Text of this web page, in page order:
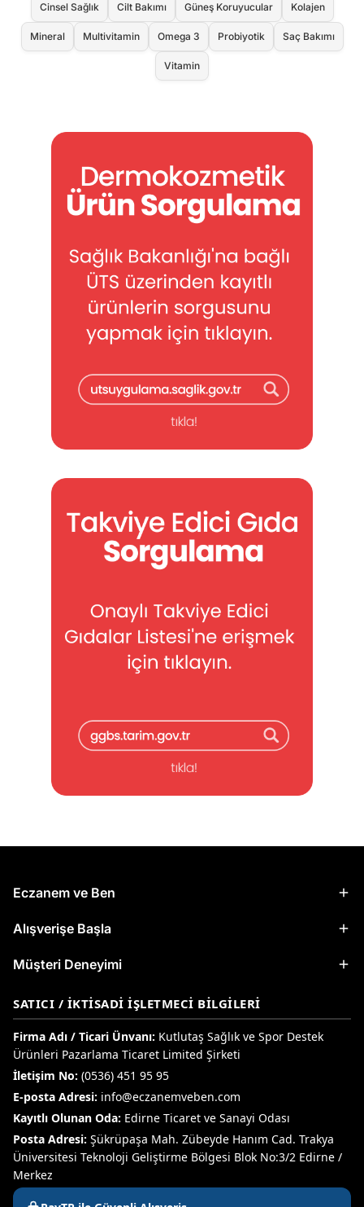
Cinsel Sağlık Cilt Bakımı Güneş Koruyucular Kolajen
Mineral Multivitamin Omega 3 Probiyotik Saç Bakımı
Vitamin
Eczanem ve Ben
Alışverişe Başla
Müşteri Deneyimi
SATICI / İKTISADI İŞLETMECI BILGILERI
Firma Adı / Ticari Ünvanı: Kutlutaş Sağlık ve Spor Destek
Ürünleri Pazarlama Ticaret Limited Şirketi
İletişim No: (0536) 451 95 95
E-posta Adresi: info@eczanemveben.com
Kayıtlı Olunan Oda: Edirne Ticaret ve Sanayi Odası
Posta Adresi: Şükrüpaşa Mah. Zübeyde Hanım Cad. Trakya
Üniversitesi Teknoloji Geliştirme Bölgesi Blok No:3/2 Edirne /
Merkez